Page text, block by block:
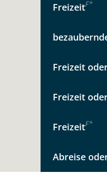
Telegram
FreizeitF*
Freizeit
Freizeit
FreizeitF*
Abreise
Informationen